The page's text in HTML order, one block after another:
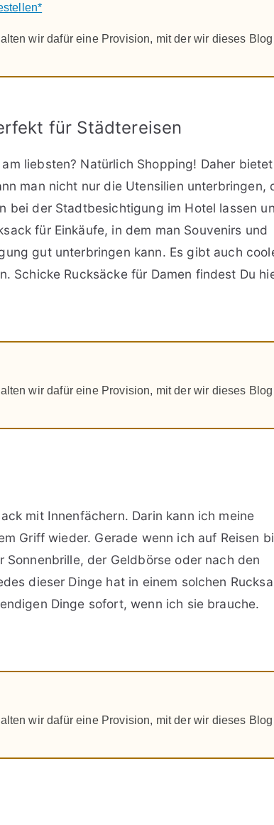
wir dafür eine Provision, mit der wir dieses Blog
für Städtereisen
liebsten? Natürlich Shopping! Daher
man nicht nur die Utensilien unterbringen,
bei der Stadtbesichtigung im Hotel lassen
für Einkäufe, in dem man Souvenirs und
gut unterbringen kann. Es gibt auch
Schicke Rucksäcke für Damen findest Du
wir dafür eine Provision, mit der wir dieses Blog
mit Innenfächern. Darin kann ich meine
Griff wieder. Gerade wenn ich auf Reisen
der Geldbörse oder nach den
dieser Dinge hat in einem solchen
Dinge sofort, wenn ich sie brauche.
wir dafür eine Provision, mit der wir dieses Blog